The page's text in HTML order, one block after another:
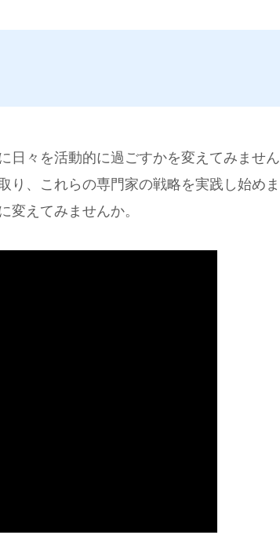
日々を活動的に過ごすかを変えてみません
り、これらの専門家の戦略を実践し始めま
変えてみませんか。